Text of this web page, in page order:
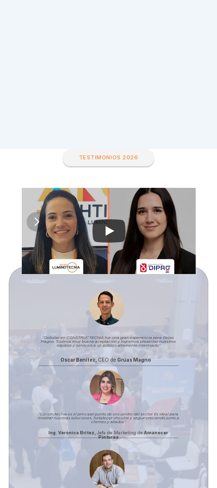
TESTIMONIOS 2026
“Debutar en CONSTRUCTECNIA fue una gran experiencia para Grúas
Magno. Tuvimos muy buena aceptación y logramos presentar nuestros
equipos y servicios a un público altamente interesado”
Oscar Benítez, CEO de Grúas Magno
“Construtecnia es el principal punto de encuentro del sector. Es ideal para
mostrar nuestras soluciones, fortalecer vínculos y seguir creciendo junto a
clientes y aliados”.
Ing. Verónica Britez, Jefa de Marketing de Amanecer
Pinturas